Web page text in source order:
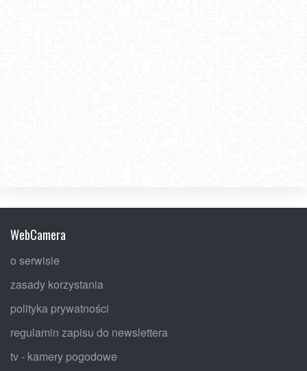
WebCamera
o serwisie
zasady korzystania
polityka prywatności
regulamin zapisu do newslettera
tv - kamery pogodowe